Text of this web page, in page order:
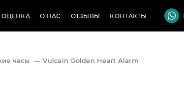
ОЦЕНКА О НАС ОТЗЫВЫ КОНТАКТЫ
часы — Vulcain Golden Heart Alarm